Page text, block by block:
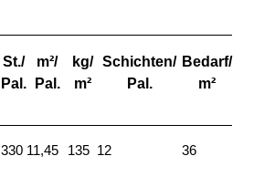
St./
Pal.
m²/
Pal.
kg/
m²
Schichten/
Pal.
Bedarf/
m²
330 11,45 135 12 36